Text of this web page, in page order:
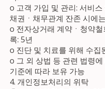
ο 고객 가입 및 관리: 서비
채권ㆍ채무관계 잔존 시에
ο 전자상거래 계약ㆍ청약
록: 5년
ο 진단 및 치료를 위해 수집
ο 그 외 상법 등 관련 법령
기준에 따라 보유 가능
4. 개인정보처리의 위탁